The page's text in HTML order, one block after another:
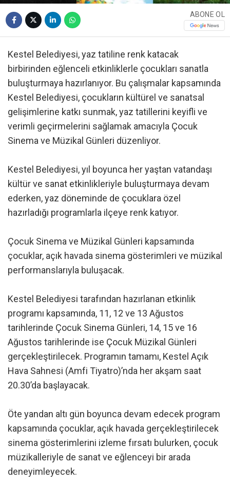
ABONE OL
Kestel Belediyesi, yaz tatiline renk katacak
birbirinden eğlenceli etkinliklerle çocukları sanatla
buluşturmaya hazırlanıyor. Bu çalışmalar kapsamında
Kestel Belediyesi, çocukların kültürel ve sanatsal
gelişimlerine katkı sunmak, yaz tatillerini keyifli ve
verimli geçirmelerini sağlamak amacıyla Çocuk
Sinema ve Müzikal Günleri düzenliyor.
Kestel Belediyesi, yıl boyunca her yaştan vatandaşı
kültür ve sanat etkinlikleriyle buluşturmaya devam
ederken, yaz döneminde de çocuklara özel
hazırladığı programlarla ilçeye renk katıyor.
Çocuk Sinema ve Müzikal Günleri kapsamında
çocuklar, açık havada sinema gösterimleri ve müzikal
performanslarıyla buluşacak.
Kestel Belediyesi tarafından hazırlanan etkinlik
programı kapsamında, 11, 12 ve 13 Ağustos
tarihlerinde Çocuk Sinema Günleri, 14, 15 ve 16
Ağustos tarihlerinde ise Çocuk Müzikal Günleri
gerçekleştirilecek. Programın tamamı, Kestel Açık
Hava Sahnesi (Amfi Tiyatro)’nda her akşam saat
20.30’da başlayacak.
Öte yandan altı gün boyunca devam edecek program
kapsamında çocuklar, açık havada gerçekleştirilecek
sinema gösterimlerini izleme fırsatı bulurken, çocuk
müzikalleriyle de sanat ve eğlenceyi bir arada
deneyimleyecek.